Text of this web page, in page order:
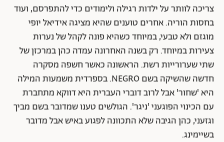
צריכה לוותר על ילדות רגילה ולימודים כדי להתפרסם, ועוד
בחסות הוריה. אחרים טוענים שהיא מציגה אידיאל יופי
מוגזם ולא טבעי, במיוחד כשהיא פונה לקהל של נערות
צעירות במיוחד. רק בשנה האחרונה עמדה כהן במרכזן של
שתי שערורייות רשת. הראשונה כאשר חשפה מסקרה
חדשה שהשיקה בשם NEGRO. בספרדית משמעות המילה
היא 'שחור' אבל לרוב דוברי העברית היא דווקא מתחברת
עם הכינוי הפוגעני 'ניגר'. הגולשים טענו שמדובר בשם מביך
וגזעני, כהן הגיבה שלא התכוונה לפגוע באיש אבל מדובר
בשיימינג.